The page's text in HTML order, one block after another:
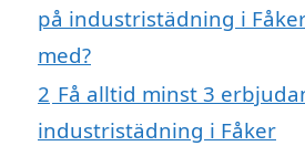
på industristädning i
med?
2 Få alltid minst 3
industristädning i Fåker